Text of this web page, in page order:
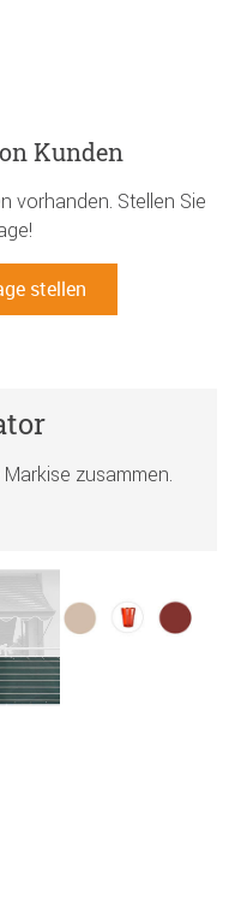
Kunden
vorhanden. Stellen Sie
stellen
zusammen.